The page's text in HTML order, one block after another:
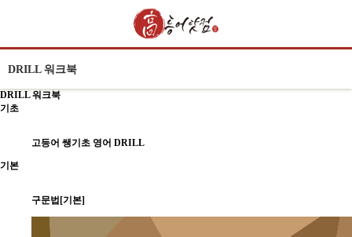
DRILL 워크북
DRILL 워크북
기초
고등어 쌩기초 영어 DRILL
기본
구문법[기본]